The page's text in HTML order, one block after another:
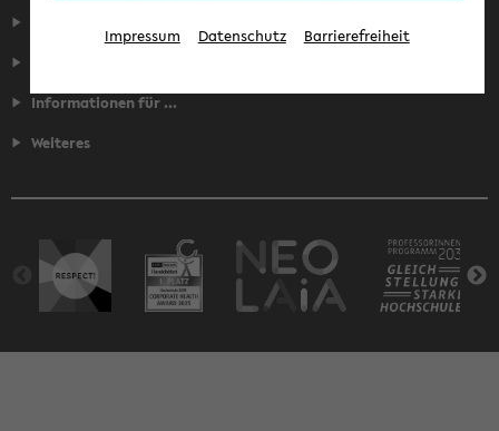
Informationen für ...
Weiteres
Impressum Datenschutz Barrierefreiheit